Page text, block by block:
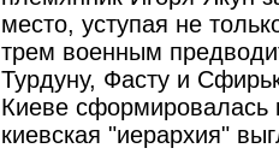
место, уступая не
трем военным
Турдуну, Фасту и
Киеве сформировалась
киевская "иерархия"